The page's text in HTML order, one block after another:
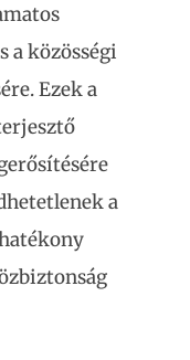
a közösségi
Ezek a
a